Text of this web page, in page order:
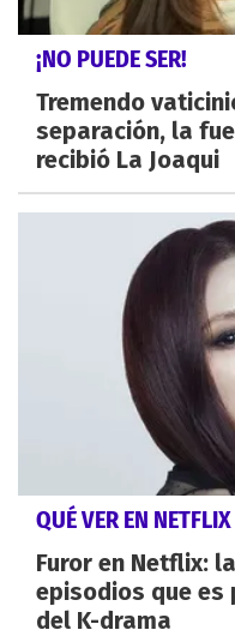
¡NO PUEDE SER!
Tremendo
separación, la
recibió La Joaqui
QUÉ VER EN NETFLIX
Furor en Netflix:
episodios que
del K-drama